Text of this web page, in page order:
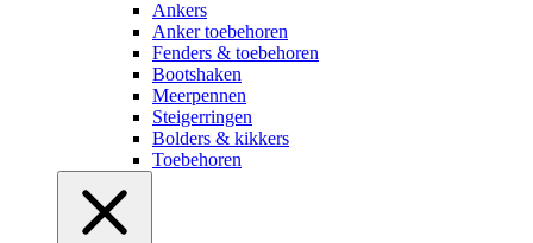
Ankers
Anker toebehoren
Fenders & toebehoren
Bootshaken
Meerpennen
Steigerringen
Bolders & kikkers
Toebehoren